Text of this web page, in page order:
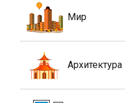
Мир
Архитектура